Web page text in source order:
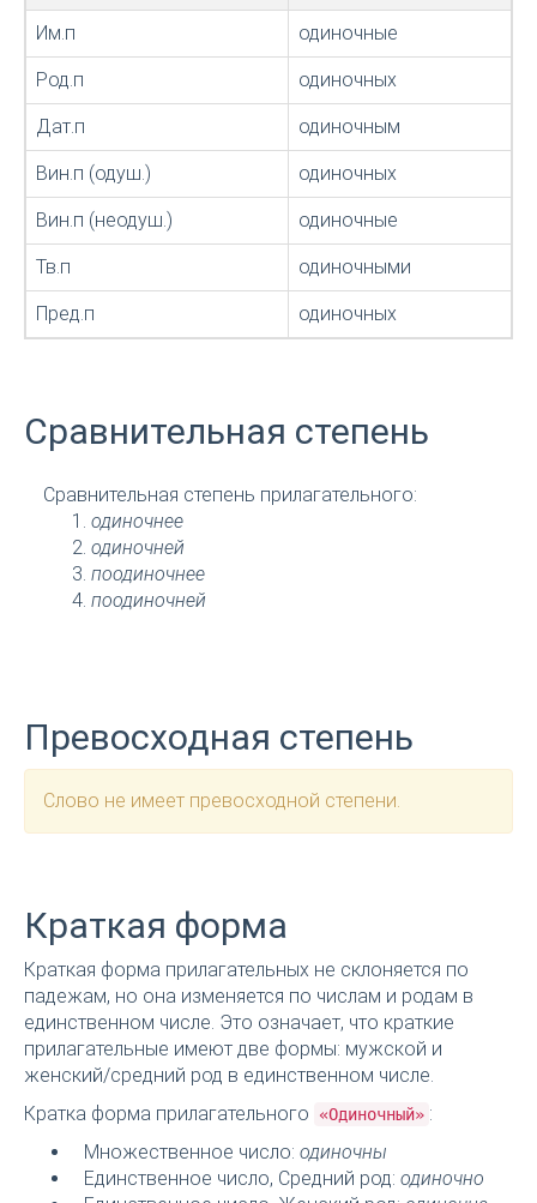
Им.п одиночные
Род.п одиночных
Дат.п одиночным
Вин.п (одуш.) одиночных
Вин.п (неодуш.) одиночные
Тв.п одиночными
Пред.п одиночных
Сравнительная степень
Сравнительная степень прилагательного:
одиночнее
одиночней
поодиночнее
поодиночней
Превосходная степень
Слово не имеет превосходной степени.
Краткая форма
Краткая форма прилагательных не склоняется по
падежам, но она изменяется по числам и родам в
единственном числе. Это означает, что краткие
прилагательные имеют две формы: мужской и
женский/средний род в единственном числе.
Кратка форма прилагательного
«Одиночный» :
Множественное число: одиночны
Единственное число, Средний род: одиночно